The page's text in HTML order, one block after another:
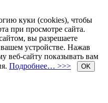
куки (cookies), чтобы
при просмотре сайта.
вы разрешаете
устройстве. Нажав
веб-сайту показывать вам
Подробнее… >>> OK